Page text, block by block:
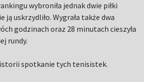
wybroniła jednak dwie piłki
ją uskrzydliło. Wygrała także dwa
godzinach oraz 28 minutach cieszyła
rundy.
spotkanie tych tenisistek.